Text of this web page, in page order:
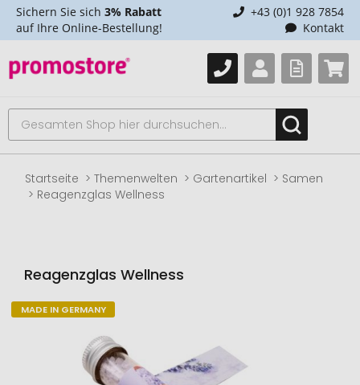
Sichern Sie sich 3% Rabatt
auf Ihre Online-Bestellung!
+43 (0)1 928 7854
Kontakt
Startseite Themenwelten Gartenartikel
Samen
Reagenzglas Wellness
Reagenzglas Wellness
Zum
MADE IN GERMANY